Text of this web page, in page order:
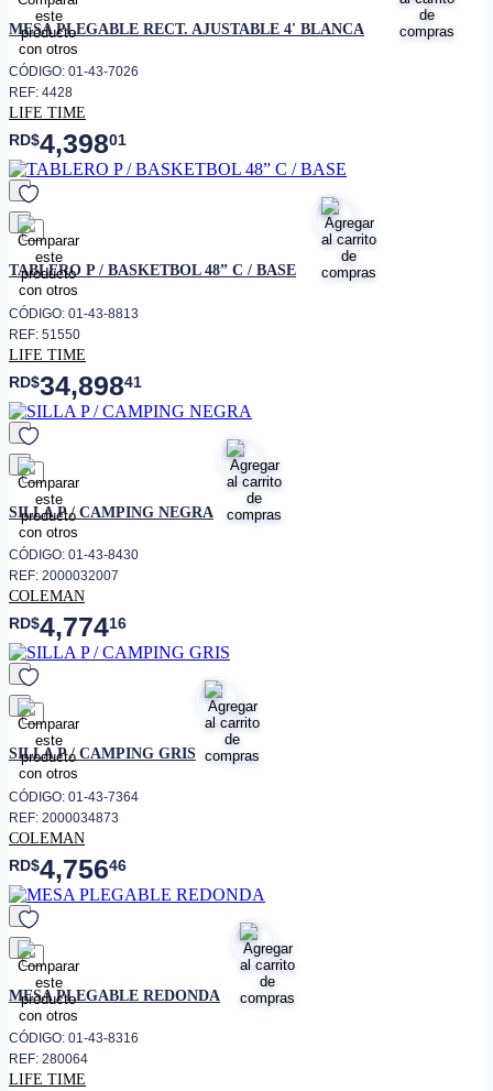
favorito
MESA PLEGABLE RECT. AJUSTABLE 4' BLANCA
CÓDIGO: 01-43-7026
REF: 4428
LIFE TIME
RD$4,39801
favorito
TABLERO P / BASKETBOL 48” C / BASE
CÓDIGO: 01-43-8813
REF: 51550
LIFE TIME
RD$34,89841
favorito
SILLA P / CAMPING NEGRA
CÓDIGO: 01-43-8430
REF: 2000032007
COLEMAN
RD$4,77416
favorito
SILLA P / CAMPING GRIS
CÓDIGO: 01-43-7364
REF: 2000034873
COLEMAN
RD$4,75646
favorito
MESA PLEGABLE REDONDA
CÓDIGO: 01-43-8316
REF: 280064
LIFE TIME